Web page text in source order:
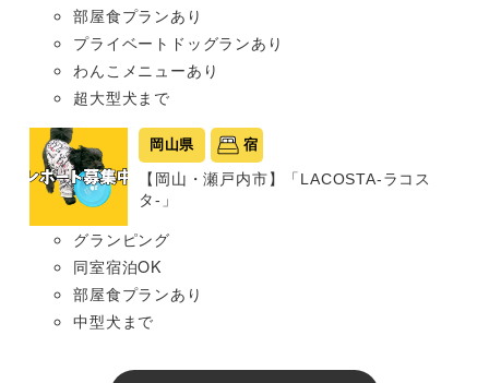
部屋食プランあり
プライベートドッグランあり
わんこメニューあり
超大型犬まで
岡山県 宿
【岡山・瀬戸内市】「LACOSTA-ラコス
タ-」
グランピング
同室宿泊OK
部屋食プランあり
中型犬まで